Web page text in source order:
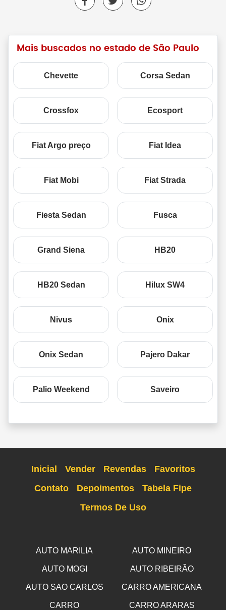
Mais buscados no estado de São Paulo
Chevette Corsa Sedan
Crossfox Ecosport
Fiat Argo preço Fiat Idea
Fiat Mobi Fiat Strada
Fiesta Sedan Fusca
Grand Siena HB20
HB20 Sedan Hilux SW4
Nivus Onix
Onix Sedan Pajero Dakar
Palio Weekend Saveiro
Inicial Vender Revendas
Favoritos
Contato
Depoimentos
Tabela Fipe
Termos De Uso
AUTO MARILIA AUTO MINEIRO
AUTO MOGI AUTO RIBEIRÃO
AUTO SAO CARLOS CARRO AMERICANA
CARRO
CARRO ARARAS